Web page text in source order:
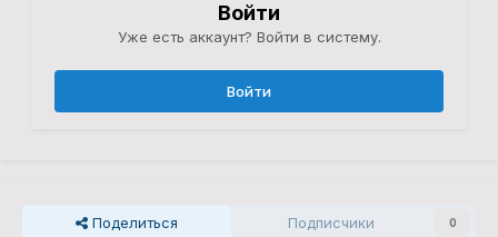
Войти
Уже есть аккаунт? Войти в систему.
Войти
Поделиться Подписчики 0